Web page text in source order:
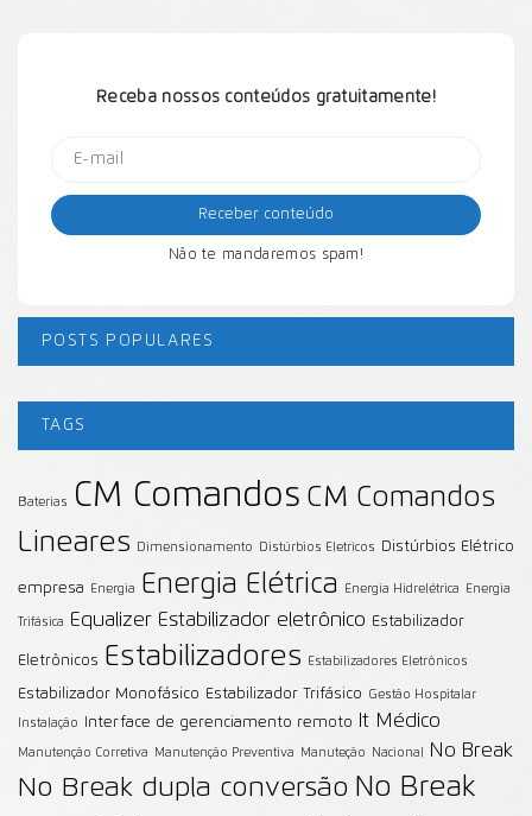
Receba nossos conteúdos gratuitamente!
Não te mandaremos spam!
POSTS POPULARES
TAGS
Baterias CM Comandos CM Comandos
Lineares
Dimensionamento Distúrbios Eletricos Distúrbios Elétrico
empresa Energia Energia Elétrica Energia Hidrelétrica Energia
Trifásica Equalizer Estabilizador eletrônico Estabilizador
Eletrônicos Estabilizadores Estabilizadores Eletrônicos
Estabilizador Monofásico Estabilizador Trifásico Gestão Hospitalar
Instalação Interface de gerenciamento remoto It Médico
Manutenção Corretiva Manutenção Preventiva Manuteção Nacional No Break
No Break dupla conversão No Break